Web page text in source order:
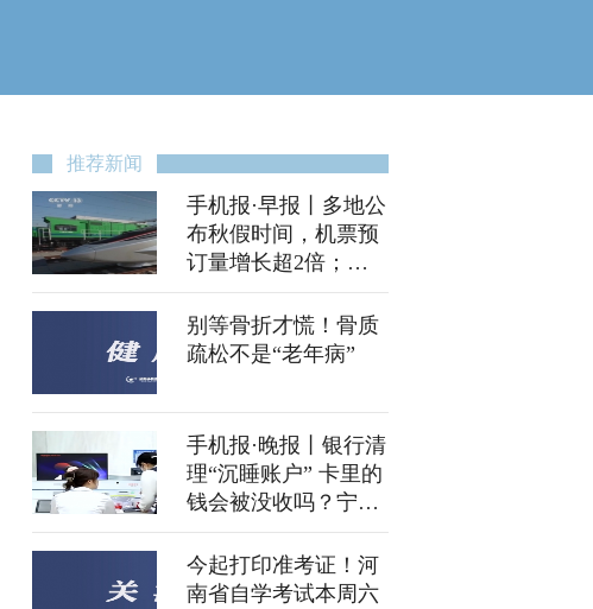
推荐新闻
手机报·早报丨多地公
布秋假时间，机票预
订量增长超2倍；
20000元/人！胖东来
设立开放日
别等骨折才慌！骨质
疏松不是“老年病”
手机报·晚报丨银行清
理“沉睡账户” 卡里的
钱会被没收吗？宁德
时代，在河南成立新
公司！
今起打印准考证！河
南省自学考试本周六